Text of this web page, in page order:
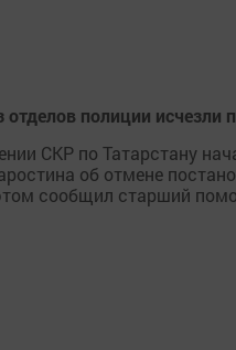
отделов полиции исчезли
СКР по Татарстану
об отмене
сообщил старший